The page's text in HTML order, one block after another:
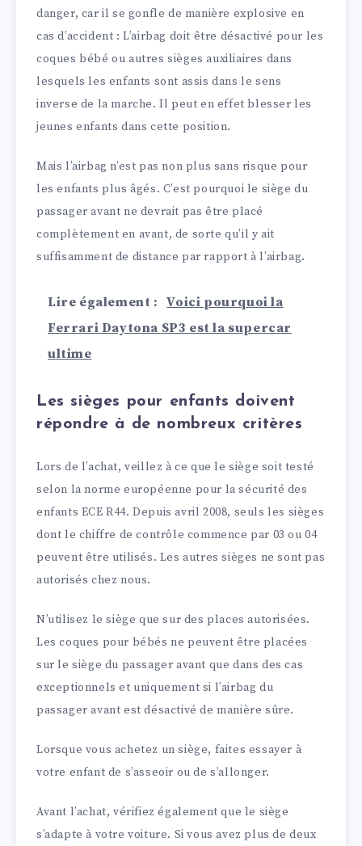
danger, car il se gonfle de manière explosive en
cas d’accident : L’airbag doit être désactivé pour les
coques bébé ou autres sièges auxiliaires dans
lesquels les enfants sont assis dans le sens
inverse de la marche. Il peut en effet blesser les
jeunes enfants dans cette position.
Mais l’airbag n’est pas non plus sans risque pour
les enfants plus âgés. C’est pourquoi le siège du
passager avant ne devrait pas être placé
complètement en avant, de sorte qu’il y ait
suffisamment de distance par rapport à l’airbag.
Lire également :
Voici pourquoi la
Ferrari Daytona SP3 est la supercar
ultime
Les sièges pour enfants doivent
répondre à de nombreux critères
Lors de l’achat, veillez à ce que le siège soit testé
selon la norme européenne pour la sécurité des
enfants ECE R44. Depuis avril 2008, seuls les sièges
dont le chiffre de contrôle commence par 03 ou 04
peuvent être utilisés. Les autres sièges ne sont pas
autorisés chez nous.
N’utilisez le siège que sur des places autorisées.
Les coques pour bébés ne peuvent être placées
sur le siège du passager avant que dans des cas
exceptionnels et uniquement si l’airbag du
passager avant est désactivé de manière sûre.
Lorsque vous achetez un siège, faites essayer à
votre enfant de s’asseoir ou de s’allonger.
Avant l’achat, vérifiez également que le siège
s’adapte à votre voiture. Si vous avez plus de deux